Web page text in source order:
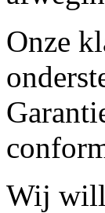
Onze
Wij